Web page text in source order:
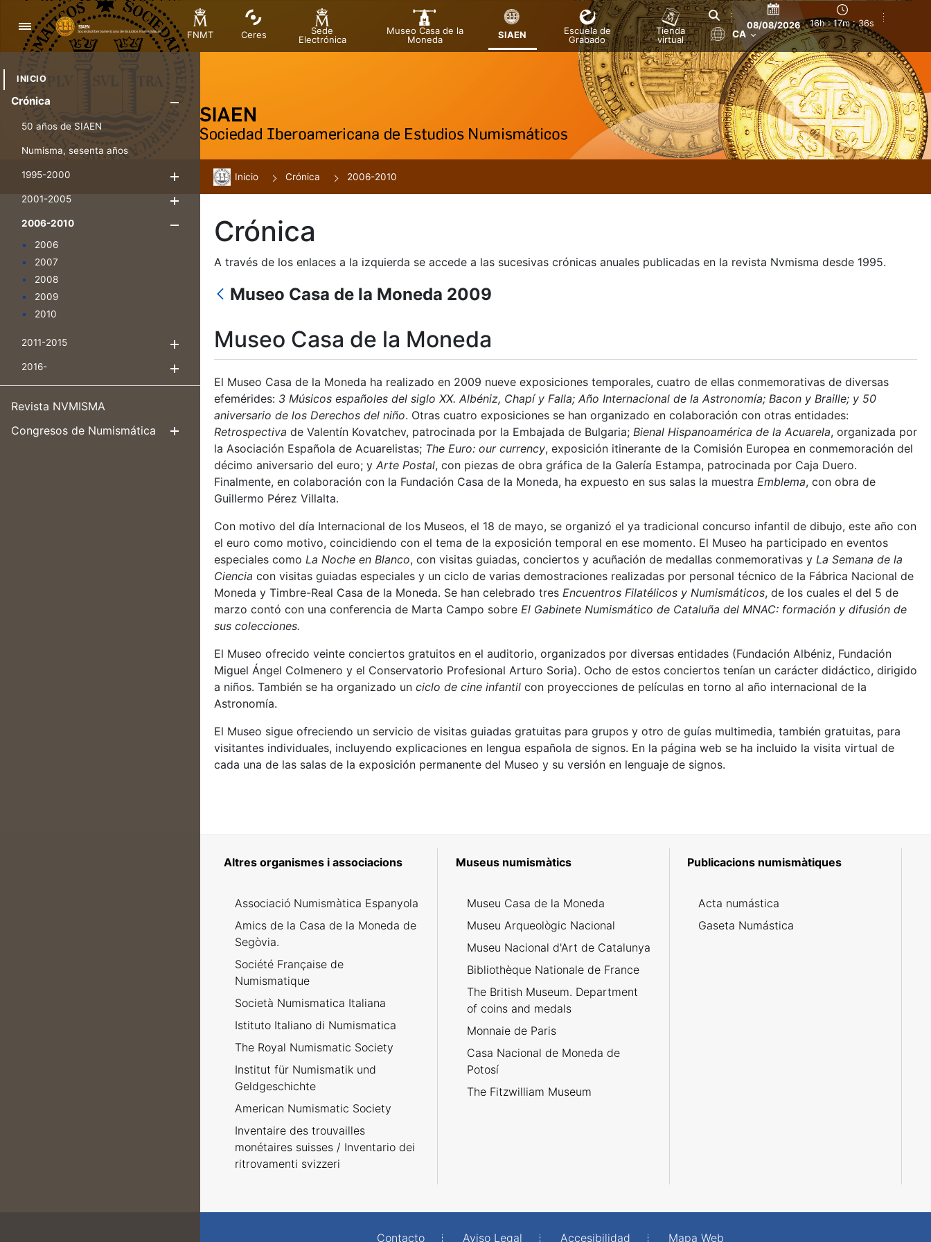
Navegació
FNMT Ceres
Sede
Electrónica
Museo Casa de la
Moneda
SIAEN
Escuela de
Grabado
Tienda
virtual
08/08/2026 16h : 17m : 36s
CA
INICIO
Crónica
50 años de SIAEN
Numisma, sesenta años
1995-2000
Mostra/Amaga
2001-2005
2006-2010
Mostra/Amaga
2006
2007
2008
2009
2010
2011-2015
Mostra/Amaga
2016-
Revista NVMISMA
Congresos de Numismática
Mostra/Amaga
Inicio Crónica 2006-2010
Crónica
A través de los enlaces a la izquierda se accede a las sucesivas crónicas anuales publicadas en la revista Nvmisma desde 1995.
Museo Casa de la Moneda 2009
Museo Casa de la Moneda
El Museo Casa de la Moneda ha realizado en 2009 nueve exposiciones temporales, cuatro de ellas conmemorativas de diversas
efemérides: 3 Músicos españoles del siglo XX. Albéniz, Chapí y Falla; Año Internacional de la Astronomía; Bacon y Braille; y 50
aniversario de los Derechos del niño. Otras cuatro exposiciones se han organizado en colaboración con otras entidades:
Retrospectiva de Valentín Kovatchev, patrocinada por la Embajada de Bulgaria; Bienal Hispanoamérica de la Acuarela, organizada por
la Asociación Española de Acuarelistas; The Euro: our currency, exposición itinerante de la Comisión Europea en conmemoración del
décimo aniversario del euro; y Arte Postal, con piezas de obra gráfica de la Galería Estampa, patrocinada por Caja Duero.
Finalmente, en colaboración con la Fundación Casa de la Moneda, ha expuesto en sus salas la muestra Emblema, con obra de
Guillermo Pérez Villalta.
Con motivo del día Internacional de los Museos, el 18 de mayo, se organizó el ya tradicional concurso infantil de dibujo, este año con
el euro como motivo, coincidiendo con el tema de la exposición temporal en ese momento. El Museo ha participado en eventos
especiales como La Noche en Blanco, con visitas guiadas, conciertos y acuñación de medallas conmemorativas y La Semana de la
Ciencia con visitas guiadas especiales y un ciclo de varias demostraciones realizadas por personal técnico de la Fábrica Nacional de
Moneda y Timbre-Real Casa de la Moneda. Se han celebrado tres Encuentros Filatélicos y Numismáticos, de los cuales el del 5 de
marzo contó con una conferencia de Marta Campo sobre El Gabinete Numismático de Cataluña del MNAC: formación y difusión de
sus colecciones.
El Museo ofrecido veinte conciertos gratuitos en el auditorio, organizados por diversas entidades (Fundación Albéniz, Fundación
Miguel Ángel Colmenero y el Conservatorio Profesional Arturo Soria). Ocho de estos conciertos tenían un carácter didáctico, dirigido
a niños. También se ha organizado un ciclo de cine infantil con proyecciones de películas en torno al año internacional de la
Astronomía.
El Museo sigue ofreciendo un servicio de visitas guiadas gratuitas para grupos y otro de guías multimedia, también gratuitas, para
visitantes individuales, incluyendo explicaciones en lengua española de signos. En la página web se ha incluido la visita virtual de
cada una de las salas de la exposición permanente del Museo y su versión en lenguaje de signos.
Altres organismes i associacions
Associació Numismàtica Espanyola
Amics de la Casa de la Moneda de
Segòvia.
Société Française de
Numismatique
Società Numismatica Italiana
Istituto Italiano di Numismatica
The Royal Numismatic Society
Institut für Numismatik und
Geldgeschichte
American Numismatic Society
Inventaire des trouvailles
monétaires suisses / Inventario dei
ritrovamenti svizzeri
Museus numismàtics
Museu Casa de la Moneda
Museu Arqueològic Nacional
Museu Nacional d'Art de Catalunya
Bibliothèque Nationale de France
The British Museum. Department
of coins and medals
Monnaie de Paris
Casa Nacional de Moneda de
Potosí
The Fitzwilliam Museum
Publicacions numismàtiques
Acta numástica
Gaseta Numástica
Contacto Aviso Legal Accesibilidad Mapa Web